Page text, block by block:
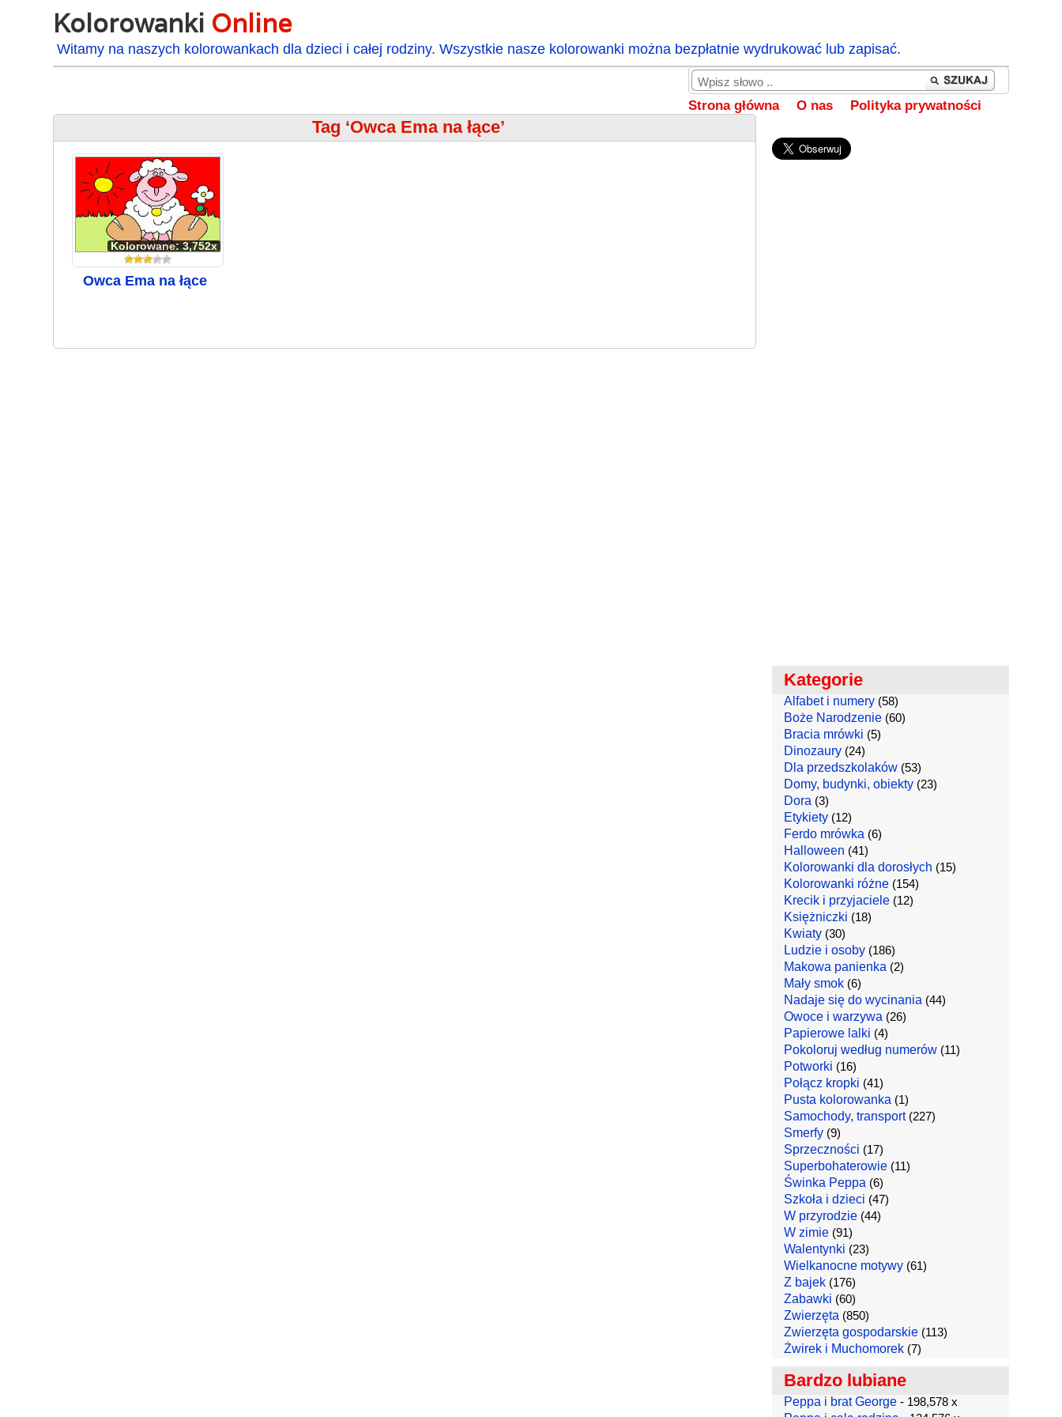
Kolorowanki Online
Witamy na naszych kolorowankach dla dzieci i całej rodziny. Wszystkie nasze kolorowanki można bezpłatnie wydrukować lub zapisać.
Strona główna O nas Polityka prywatności
Tag ‘Owca Ema na łące’
Kolorowane: 3,752x
Owca Ema na łące
Kategorie
Alfabet i numery(58)
Boże Narodzenie(60)
Bracia mrówki (5)
Dinozaury(24)
Dla przedszkolaków(53)
Domy, budynki, obiekty(23)
Dora (3)
Etykiety(12)
Ferdo mrówka (6)
Halloween (41)
Kolorowanki dla dorosłych (15)
Kolorowanki różne(154)
Krecik i przyjaciele(12)
Księżniczki (18)
Kwiaty(30)
Ludzie i osoby(186)
Makowa panienka (2)
Mały smok(6)
Nadaje się do wycinania (44)
Owoce i warzywa (26)
Papierowe lalki (4)
Pokoloruj według numerów(11)
Potworki (16)
Połącz kropki (41)
Pusta kolorowanka (1)
Samochody, transport(227)
Smerfy(9)
Sprzeczności (17)
Superbohaterowie(11)
Świnka Peppa (6)
Szkoła i dzieci (47)
W przyrodzie(44)
W zimie(91)
Walentynki (23)
Wielkanocne motywy(61)
Z bajek(176)
Zabawki (60)
Zwierzęta (850)
Zwierzęta gospodarskie(113)
Żwirek i Muchomorek(7)
Bardzo lubiane
Peppa i brat George- 198,578 x